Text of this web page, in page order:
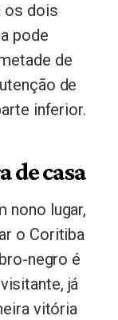
os dois
pode
de
de
inferior.
de casa
nono lugar,
o Coritiba
negro é
já
vitória